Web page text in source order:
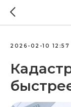
2026-02-10 12:57